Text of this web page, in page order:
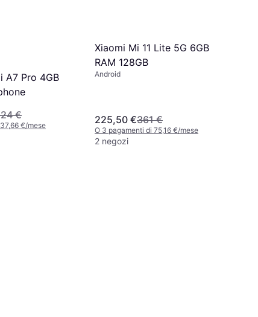
A7 Pro 4GB
€
€/mese
Xiaomi Mi 11 Lite 5G 6GB
RAM 128GB
Android
225,50 €361 €
O 3 pagamenti di 75,16 €/mese
2 negozi